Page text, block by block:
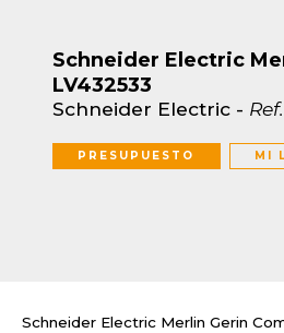
Schneider Electric
LV432533
Schneider Electric - Ref.
PRESUPUESTO MI
Schneider Electric Merlin Gerin